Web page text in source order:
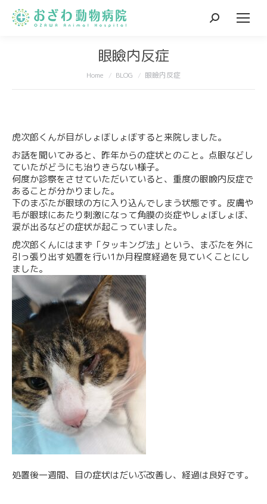
Search:
眼瞼内反症
You are here:
Home BLOG 眼瞼内反症
虎次郎くんが目がしょぼしょぼすると来院しました。
お話を聞いてみると、昨年からの症状とのこと。点眼などし
ていたがどうにも治りきらない様子。
何度か診察をさせていただいていると、重度の眼瞼内反症で
あることが分かりました。
下のまぶたが眼球の方に入り込んでしまう状態です。皮膚や
毛が眼球にあたり刺激になって角膜の炎症やしょぼしょぼ、
涙が出るなどの症状が起こっていました。
虎次郎くんにはまず「タッキング法」という、まぶたを外に
引っ張り出す処置を行い1か月程度経過を見ていくことにし
ました。
処置後一週間、目の症状はだいぶ改善し、経過は良好です。